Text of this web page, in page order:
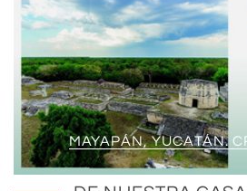
MAYAPÁN, YUCATÁN.